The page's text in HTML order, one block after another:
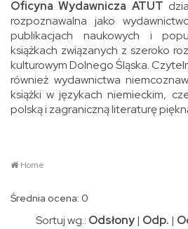
Oficyna Wydawnicza ATUT
rozpoznawalna jako
publikacjach naukowych i
książkach związanych z szeroko
kulturowym Dolnego Śląska.
również wydawnictwa
książki w językach niemieckim,
polską i zagraniczną literaturę
Home
Średnia ocena: 0
Sortuj wg.: Odsłony| Odp. |